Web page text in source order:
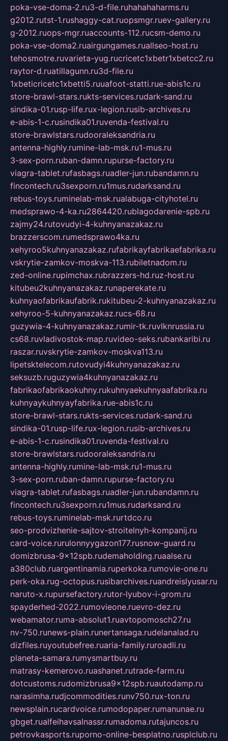
poka-vse-doma-2.ru3-d-file.ruhahahaharms.ru
g2012.rutst-1.rushaggy-cat.ruopsmgr.ruev-gallery.ru
g-2012.ruops-mgr.ruaccounts-112.rucsm-demo.ru
poka-vse-doma2.ruairgungames.ruallseo-host.ru
tehosmotre.ruvarieta-yug.rucricetc1xbetr1xbetcc2.ru
raytor-d.ruatillagunn.ru3d-file.ru
1xbeticricetc1xbetti5.ruuafoot-statti.rue-abis1c.ru
store-brawl-stars.rukts-services.rudark-sand.ru
sindika-01.rusp-life.rux-legion.rusib-archives.ru
e-abis-1-c.rusindika01.ruvenda-festival.ru
store-brawlstars.rudooraleksandria.ru
antenna-highly.rumine-lab-msk.ru1-mus.ru
3-sex-porn.ruban-damn.rupurse-factory.ru
viagra-tablet.rufasbags.ruadler-jun.rubandamn.ru
fincontech.ru3sexporn.ru1mus.rudarksand.ru
rebus-toys.ruminelab-msk.rualabuga-cityhotel.ru
medsprawo-4-ka.ru2864420.rublagodarenie-spb.ru
zajmy24.rutovudyi-4-kuhnyanazakaz.ru
brazzerscom.rumedsprawo4ka.ru
xehyroo5kuhnyanazakaz.rufabrikayfabrikaefabrika.ru
vskrytie-zamkov-moskva-113.rubiletnadom.ru
zed-online.rupimchax.rubrazzers-hd.ruz-host.ru
kitubeu2kuhnyanazakaz.runaperekate.ru
kuhnyaofabrikaufabrik.rukitubeu-2-kuhnyanazakaz.ru
xehyroo-5-kuhnyanazakaz.rucs-68.ru
guzywia-4-kuhnyanazakaz.rumir-tk.ruvlknrussia.ru
cs68.ruvladivostok-map.ruvideo-seks.rubankaribi.ru
raszar.ruvskrytie-zamkov-moskva113.ru
lipetsktelecom.rutovudyi4kuhnyanazakaz.ru
seksuzb.ruguzywia4kuhnyanazakaz.ru
fabrikaofabrikaokuhny.rukuhnyaekuhnyaafabrika.ru
kuhnyaykuhnyayfabrika.rue-abis1c.ru
store-brawl-stars.rukts-services.rudark-sand.ru
sindika-01.rusp-life.rux-legion.rusib-archives.ru
e-abis-1-c.rusindika01.ruvenda-festival.ru
store-brawlstars.rudooraleksandria.ru
antenna-highly.rumine-lab-msk.ru1-mus.ru
3-sex-porn.ruban-damn.rupurse-factory.ru
viagra-tablet.rufasbags.ruadler-jun.rubandamn.ru
fincontech.ru3sexporn.ru1mus.rudarksand.ru
rebus-toys.ruminelab-msk.rurtdco.ru
seo-prodvizhenie-sajtov-stroitelnyh-kompanij.ru
card-voice.rurulonnyygazon177.rusnow-guard.ru
domizbrusa-9x12spb.rudemaholding.ruaalse.ru
a380club.ruargentinamia.ruperkoka.rumovie-one.ru
perk-oka.rug-octopus.rusibarchives.ruandreislyusar.ru
naruto-x.rupursefactory.rutor-lyubov-i-grom.ru
spayderhed-2022.rumovieone.ruevro-dez.ru
webamator.ruma-absolut1.ruavtopomosch27.ru
nv-750.runews-plain.runertansaga.rudelanalad.ru
dizfiles.ruyoutubefree.ruaria-family.ruroadli.ru
planeta-samara.rumysmartbuy.ru
matrasy-kemerovo.ruashanet.rutrade-farm.ru
dotcustoms.rudomizbrusa9x12spb.ruautodamp.ru
narasimha.rudjcommodities.runv750.rux-ton.ru
newsplain.rucardvoice.rumodopaper.rumanunae.ru
gbget.rualfeihavsalnassr.rumadoma.rutajuncos.ru
petrovkasports.ruporno-online-besplatno.rusplclub.ru